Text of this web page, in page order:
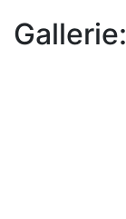
Gallerie: